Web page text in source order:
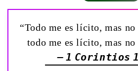
“Todo me es lícito, mas
todo me es lícito, mas
— 1 Corintios